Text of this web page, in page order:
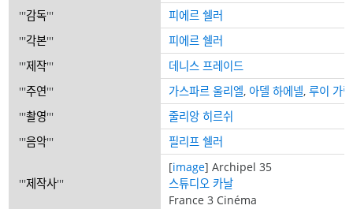
'''감독'''
피에르 쉘러
'''각본'''
피에르 쉘러
'''제작'''
데니스 프레이드
'''주연''' 가스파르 울리엘, 아델 하에넬,루이 가렐
'''촬영'''
줄리앙 히르쉬
'''음악''' 필리프 쉘러
'''제작사'''
[image] Archipel 35
스튜디오 카날
France 3 Cinéma